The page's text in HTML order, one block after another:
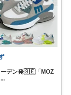
ーデン発🇸🇪「MOZ
...